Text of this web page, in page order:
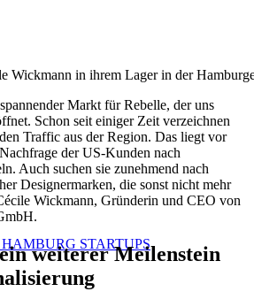
STARTUPS
Wickmann in ihrem Lager in der
Markt für Rebelle, der uns
Schon seit einiger Zeit verzeichnen
Traffic aus der Region. Das liegt vor
der US-Kunden nach
Auch suchen sie zunehmend nach
Designermarken, die sonst nicht mehr
Wickmann, Gründerin und CEO von
weiterer Meilenstein